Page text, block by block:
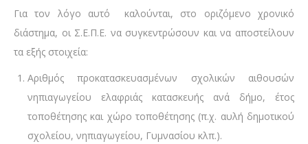
Για τον λόγο αυτό καλούνται, στο οριζόμενο χρονικό
διάστημα, οι Σ.Ε.Π.Ε. να συγκεντρώσουν και να αποστείλουν
τα εξής στοιχεία:
Αριθμός προκατασκευασμένων σχολικών αιθουσών
νηπιαγωγείου ελαφριάς κατασκευής ανά δήμο, έτος
τοποθέτησης και χώρο τοποθέτησης (π.χ. αυλή δημοτικού
σχολείου, νηπιαγωγείου, Γυμνασίου κλπ.).